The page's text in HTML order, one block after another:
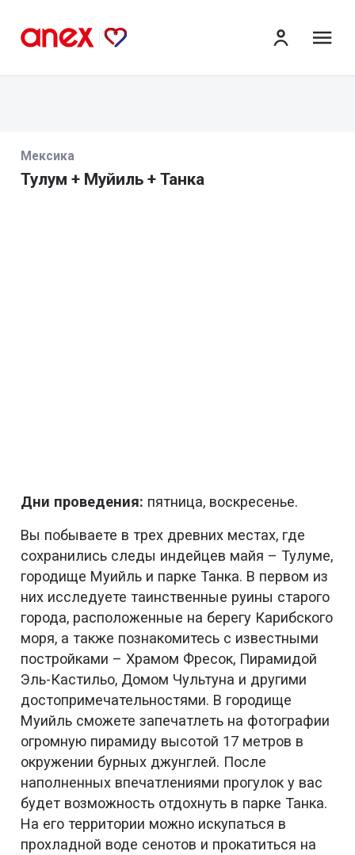
Мексика
Тулум + Муйиль + Танка
Дни проведения: пятница, воскресенье.
Вы побываете в трех древних местах, где
сохранились следы индейцев майя – Тулуме,
городище Муийль и парке Танка. В первом из
них исследуете таинственные руины старого
города, расположенные на берегу Карибского
моря, а также познакомитесь с известными
постройками – Храмом Фресок, Пирамидой
Эль-Кастильо, Домом Чультуна и другими
достопримечательностями. В городище
Муийль сможете запечатлеть на фотографии
огромную пирамиду высотой 17 метров в
окружении бурных джунглей. После
наполненных впечатлениями прогулок у вас
будет возможность отдохнуть в парке Танка.
На его территории можно искупаться в
прохладной воде сенотов и прокатиться на